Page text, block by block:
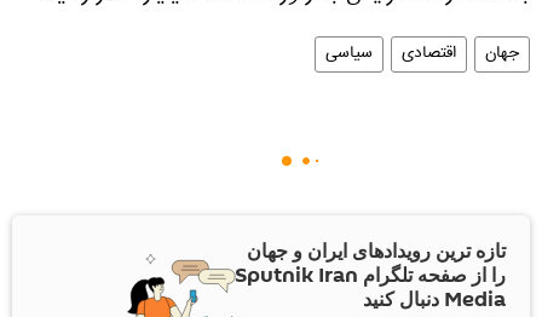
جهان اقتصادی سیاسی
تازه ترین رویدادهای ایران و جهان
را از صفحه تلگرام Sputnik Iran
Media دنبال کنید